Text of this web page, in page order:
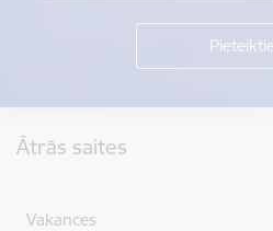
Ātrās saites
Vakances